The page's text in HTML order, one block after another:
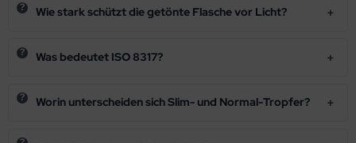
Wie stark schützt die getönte Flasche vor Licht?
Was bedeutet ISO 8317?
Worin unterscheiden sich Slim- und Normal-Tropfer?